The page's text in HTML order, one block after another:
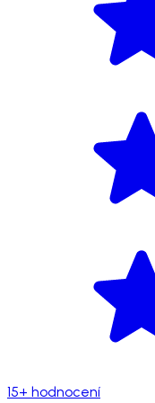
15+ hodnocení